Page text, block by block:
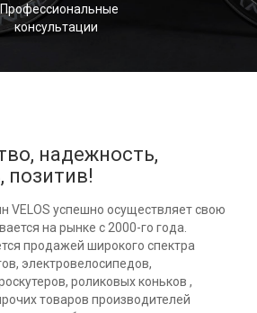
Профессиональные
консультации
надежность,
позитив!
VELOS успешно осуществляет свою
на рынке с 2000-го года.
продажей широкого спектра
электровелосипедов,
роликовых коньков ,
товаров производителей